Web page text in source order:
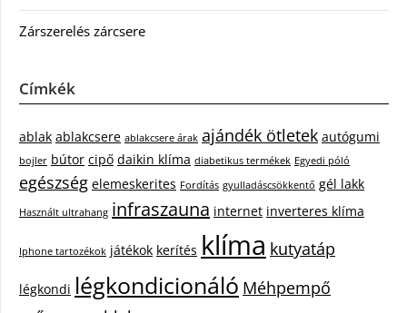
Zárszerelés zárcsere
Címkék
ablak ablakcsere ablakcsere árak ajándék ötletek autógumi
bojler bútor cipő daikin klíma diabetikus termékek Egyedi póló
egészség elemeskerites Fordítás gyulladáscsökkentő gél lakk
Használt ultrahang infraszauna internet inverteres klíma
Iphone tartozékok játékok kerítés klíma kutyatáp
légkondi légkondicionáló Méhpempő